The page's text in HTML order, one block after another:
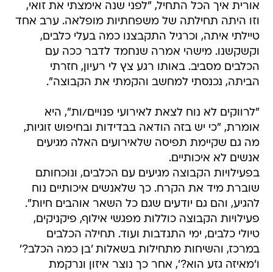
אורית איך הכל התחיל, "לפני שנה אימצתי את זואי,
וזו היתה תחילתה של משפחתיות מופלאה. ערב אחד
טיילתי איתה, וכרגיל התקבצנו כמה בעלי כלבים,
וקשקשנו. מישהי אמרה שנחמד לדבר ככה עם
הכלבים מסביב. באותו רגע צץ לי רעיון, חזרתי
הביתה, נכנסתי למחשב והקמתי את הקבוצה".
"לרווקים לא נוח לצאת לאירועי פנויים/ות", היא
אומרת, "כי יש בזה הודאה בבדידות ובחיפוש זוגיות,
מה גם שקיימת תפיסה שלאירועים האלה מגיעים
אנשים לא איכותיים.
בפעילויות הקבוצה מגיעים עם הכלבים, ונוכחותם
שוברת מיד את הקרח. כך שלאנשים איכותיים נוח
להגיע, והם גם יודעים שגם כל השאר אוהבים חיות".
פעילויות הקבוצה כוללות מפגשי אילוף, פיקניקים,
טיולי כלבים, ימי התנדבות ועוד. תחילה הכלבים
במרכז, והשיחות מתחילות בשאלות 'בן כמה הכלב?'
ו'מאיזה גזע הוא?', אחר כך נוצר איזון ונרקמת